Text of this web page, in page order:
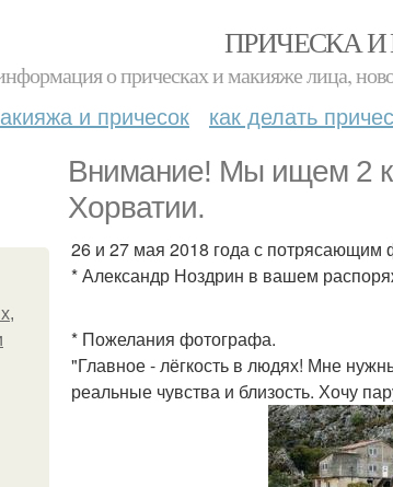
ПРИЧЕСКА
о прическах и макияже лица,
и причесок как делать
Внимание! Мы ищем 2
Хорватии.
26 и 27 мая 2018 года с потрясающим
* Александр Ноздрин в вашем
* Пожелания фотографа.
"Главное - лёгкость в людях! Мне
реальные чувства и близость. Хочу